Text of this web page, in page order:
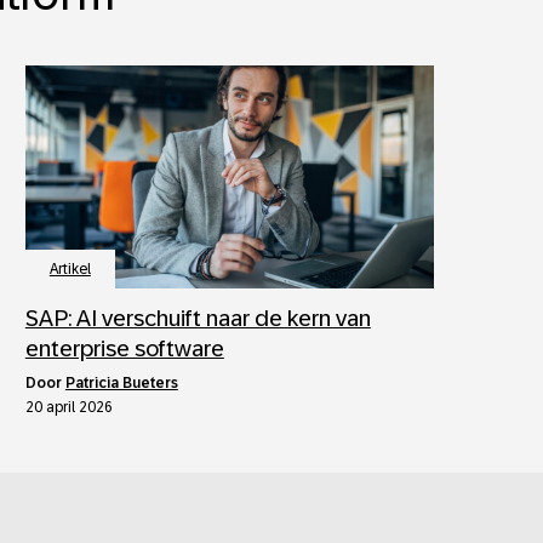
Artikel
SAP: AI verschuift naar de kern van
enterprise software
door Patricia Bueters
20 april 2026